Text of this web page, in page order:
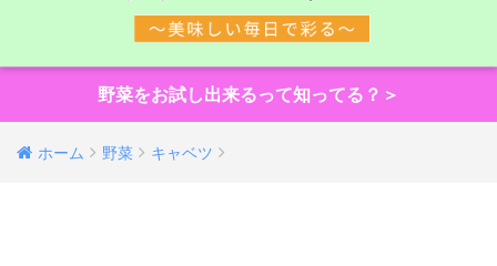
野菜をお試し出来るって知ってる？＞
ホーム 野菜 キャベツ